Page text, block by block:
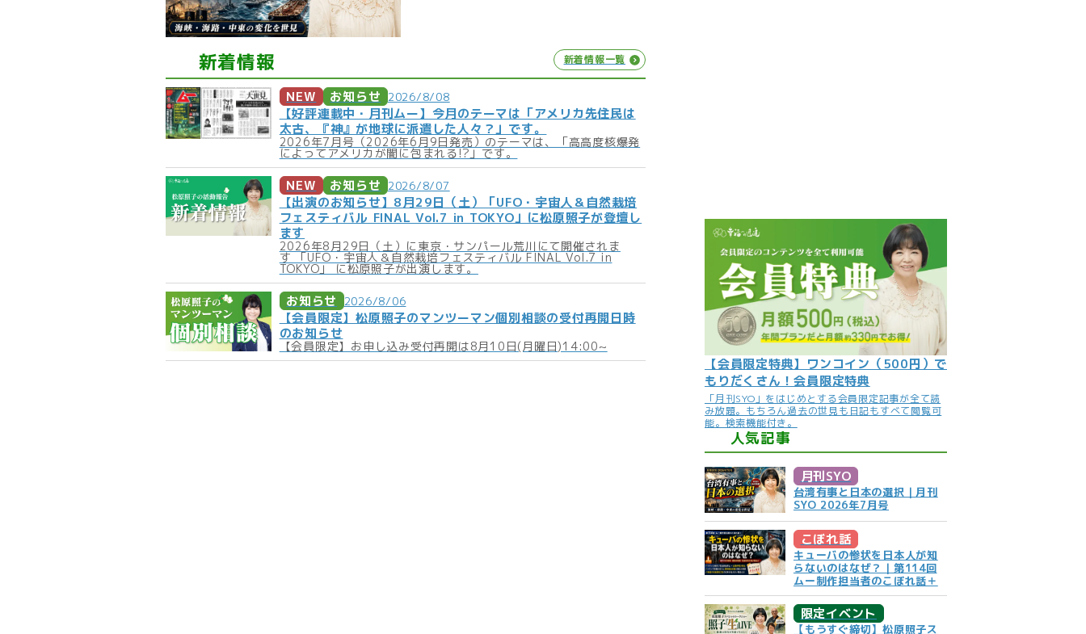
よくある質問
新着情報 新着情報一覧
NEW お知らせ 2026/8/08
【好評連載中・月刊ムー】今月のテーマは「アメリカ先住民は
太古、『神』が地球に派遣した人々？」です。
2026年7月号（2026年6月9日発売）のテーマは、「高高度核爆発
によってアメリカが闇に包まれる!?」です。
NEW お知らせ 2026/8/07
【出演のお知らせ】8月29日（土）「UFO・宇宙人＆自然栽培
フェスティバル FINAL Vol.7 in TOKYO」に松原照子が登壇し
ます
2026年8月29日（土）に東京・サンパール荒川にて開催されま
す 「UFO・宇宙人＆自然栽培フェスティバル FINAL Vol.7 in
TOKYO」 に松原照子が出演します。
お知らせ 2026/8/06
【会員限定】松原照子のマンツーマン個別相談の受付再開日時
のお知らせ
【会員限定】お申し込み受付再開は8月10日(月曜日)14:00~
【会員限定特典】ワンコイン（500円）で
もりだくさん！会員限定特典
「月刊SYO」をはじめとする会員限定記事が全て読
み放題。もちろん過去の世見も日記もすべて閲覧可
能。検索機能付き。
人気記事
月刊SYO
台湾有事と日本の選択｜月刊
SYO 2026年7月号
こぼれ話
キューバの惨状を日本人が知
らないのはなぜ？｜第114回
ムー制作担当者のこぼれ話＋
限定イベント
【もうすぐ締切】松原照子ス